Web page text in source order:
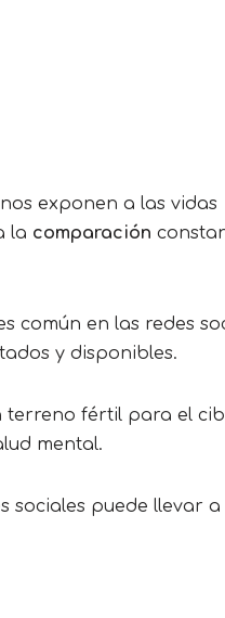
exponen a las vidas
la comparación
común en las redes
y disponibles.
terreno fértil para el
mental.
sociales puede llevar a